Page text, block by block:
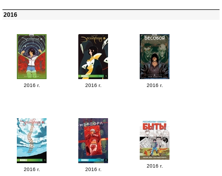
2016
2016 г. 2016 г. 2016 г.
2016 г. 2016 г.
2016 г.